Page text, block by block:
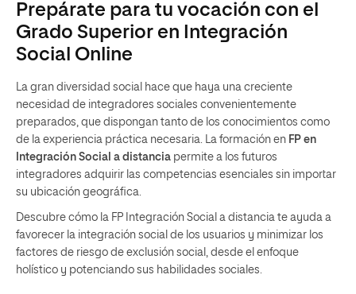
Prepárate para tu vocación con el
Grado Superior en Integración
Social Online
La gran diversidad social hace que haya una creciente
necesidad de integradores sociales convenientemente
preparados, que dispongan tanto de los conocimientos como
de la experiencia práctica necesaria. La formación en FP en
Integración Social a distancia permite a los futuros
integradores adquirir las competencias esenciales sin importar
su ubicación geográfica.
Descubre cómo la FP Integración Social a distancia te ayuda a
favorecer la integración social de los usuarios y minimizar los
factores de riesgo de exclusión social, desde el enfoque
holístico y potenciando sus habilidades sociales.